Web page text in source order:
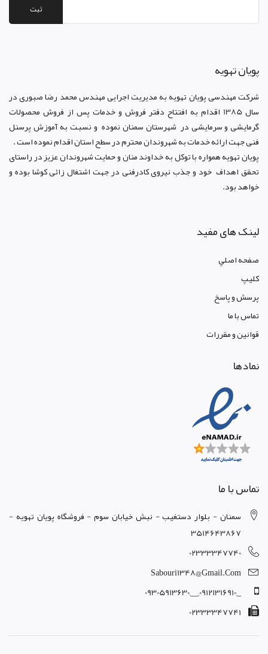
ثبت
پويان تهويه
شرکت مهندسی پویان تهویهبه مدیریت اجرایی مهندس محمد رضا صبوری در
سال 1385 اقدام به افتتاح دفتر فروش و خدمات پس از فروش محصولات
گرمایشی و سرمایشی در شهرستان سمنان نموده و نسبت به آموزش پرسنل
فنی جهت ارائه خدمات به شهروندان محترم در سطح استان اقدام نموده است .
پویان تهویه همواره با توکل به خداوند منان و حمایت شهروندان عزیز در راستای
تحقق اهداف خود و جذب نیروی کادرفنی در جهت اشتغال زائی کوشا بوده و
خواهد بود.
لینک های مفید
صفحه اصلي
کليپ
پرسش و پاسخ
تماس با ما
قوانين و مقررات
نمادها
تماس با ما
سمنان - بلوار دستغيب - نبش خيابان سوم - فروشگاه پويان تهويه -
3514643867
02333347740
Sabouri1348@gmail.com
_,09121316910,__,09305913630
02333347741